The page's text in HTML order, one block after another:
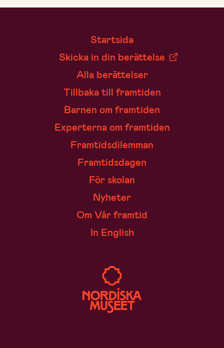
Startsida
Skicka in din berättelse
Alla berättelser
Tillbaka till framtiden
Barnen om framtiden
Experterna om framtiden
Framtidsdilemman
Framtidsdagen
För skolan
Nyheter
Om Vår framtid
In English